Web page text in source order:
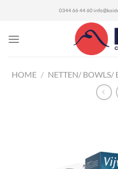
0344 66 44 60
HOME / NETTEN/ BOWLS/